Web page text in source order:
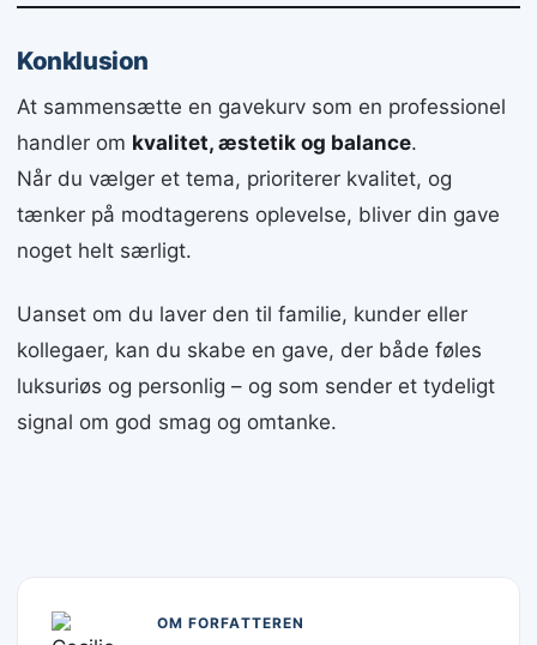
Konklusion
At sammensætte en gavekurv som en professionel
handler om kvalitet, æstetik og balance.
Når du vælger et tema, prioriterer kvalitet, og
tænker på modtagerens oplevelse, bliver din gave
noget helt særligt.
Uanset om du laver den til familie, kunder eller
kollegaer, kan du skabe en gave, der både føles
luksuriøs og personlig – og som sender et tydeligt
signal om god smag og omtanke.
OM FORFATTEREN